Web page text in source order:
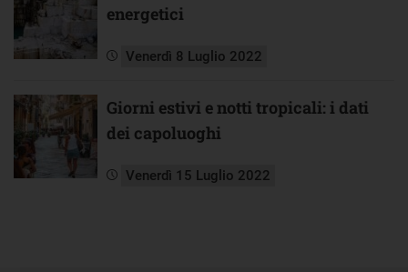
energetici
Venerdì 8 Luglio 2022
Giorni estivi e notti tropicali: i dati
dei capoluoghi
Venerdì 15 Luglio 2022